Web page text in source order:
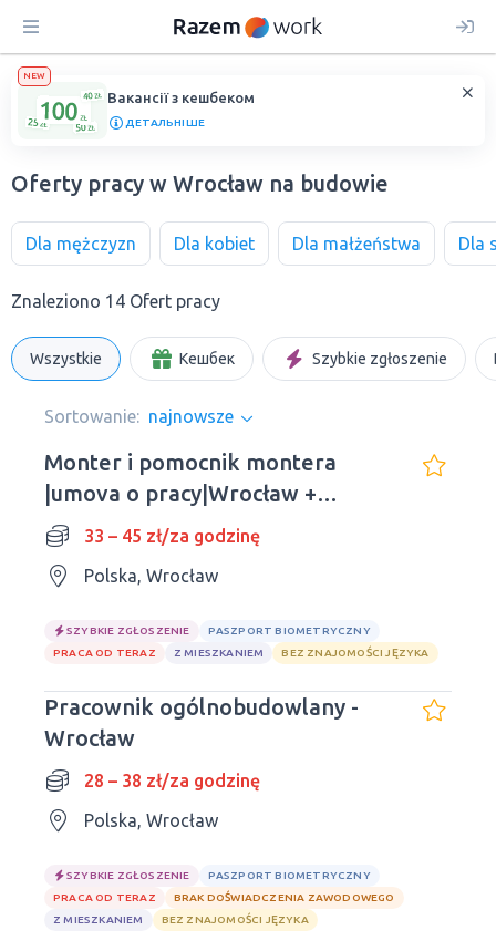
NEW
Вакансії з кешбеком
ДЕТАЛЬНІШЕ
Oferty pracy w Wrocław na budowie
Dla mężczyzn Dla kobiet Dla małżeństwa Dla
Znaleziono 14 Ofert pracy
Wszystkie Кешбек Szybkie zgłoszenie
Sortowanie: najnowsze
Monter i pomocnik montera
|umova o pracy|Wrocław +
delegacje
33 – 45 zł/za godzinę
Polska, Wrocław
SZYBKIE ZGŁOSZENIE
PASZPORT BIOMETRYCZNY
PRACA OD TERAZ
Z MIESZKANIEM BEZ ZNAJOMOŚCI JĘZYKA
Pracownik ogólnobudowlany -
Wrocław
28 – 38 zł/za godzinę
Polska, Wrocław
SZYBKIE ZGŁOSZENIE
PASZPORT BIOMETRYCZNY
PRACA OD TERAZ
BRAK DOŚWIADCZENIA ZAWODOWEGO
Z MIESZKANIEM
BEZ ZNAJOMOŚCI JĘZYKA